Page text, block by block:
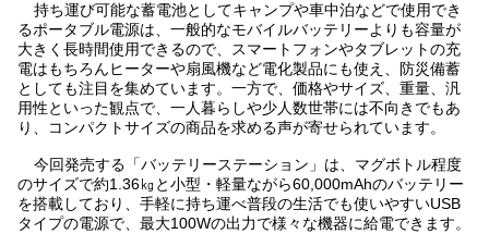
持ち運び可能な蓄電池としてキャンプや車中泊などで使用でき
るポータブル電源は、一般的なモバイルバッテリーよりも容量が
大きく長時間使用できるので、スマートフォンやタブレットの充
電はもちろんヒーターや扇風機など電化製品にも使え、防災備蓄
としても注目を集めています。一方で、価格やサイズ、重量、汎
用性といった観点で、一人暮らしや少人数世帯には不向きでもあ
り、コンパクトサイズの商品を求める声が寄せられています。
今回発売する「バッテリーステーション」は、マグボトル程度
のサイズで約1.36㎏と小型・軽量ながら60,000mAhのバッテリー
を搭載しており、手軽に持ち運べ普段の生活でも使いやすいUSB
タイプの電源で、最大100Wの出力で様々な機器に給電できます。